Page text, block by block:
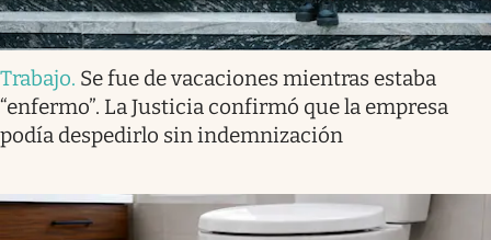
Trabajo. Se fue de vacaciones mientras estaba
“enfermo”. La Justicia confirmó que la empresa
podía despedirlo sin indemnización